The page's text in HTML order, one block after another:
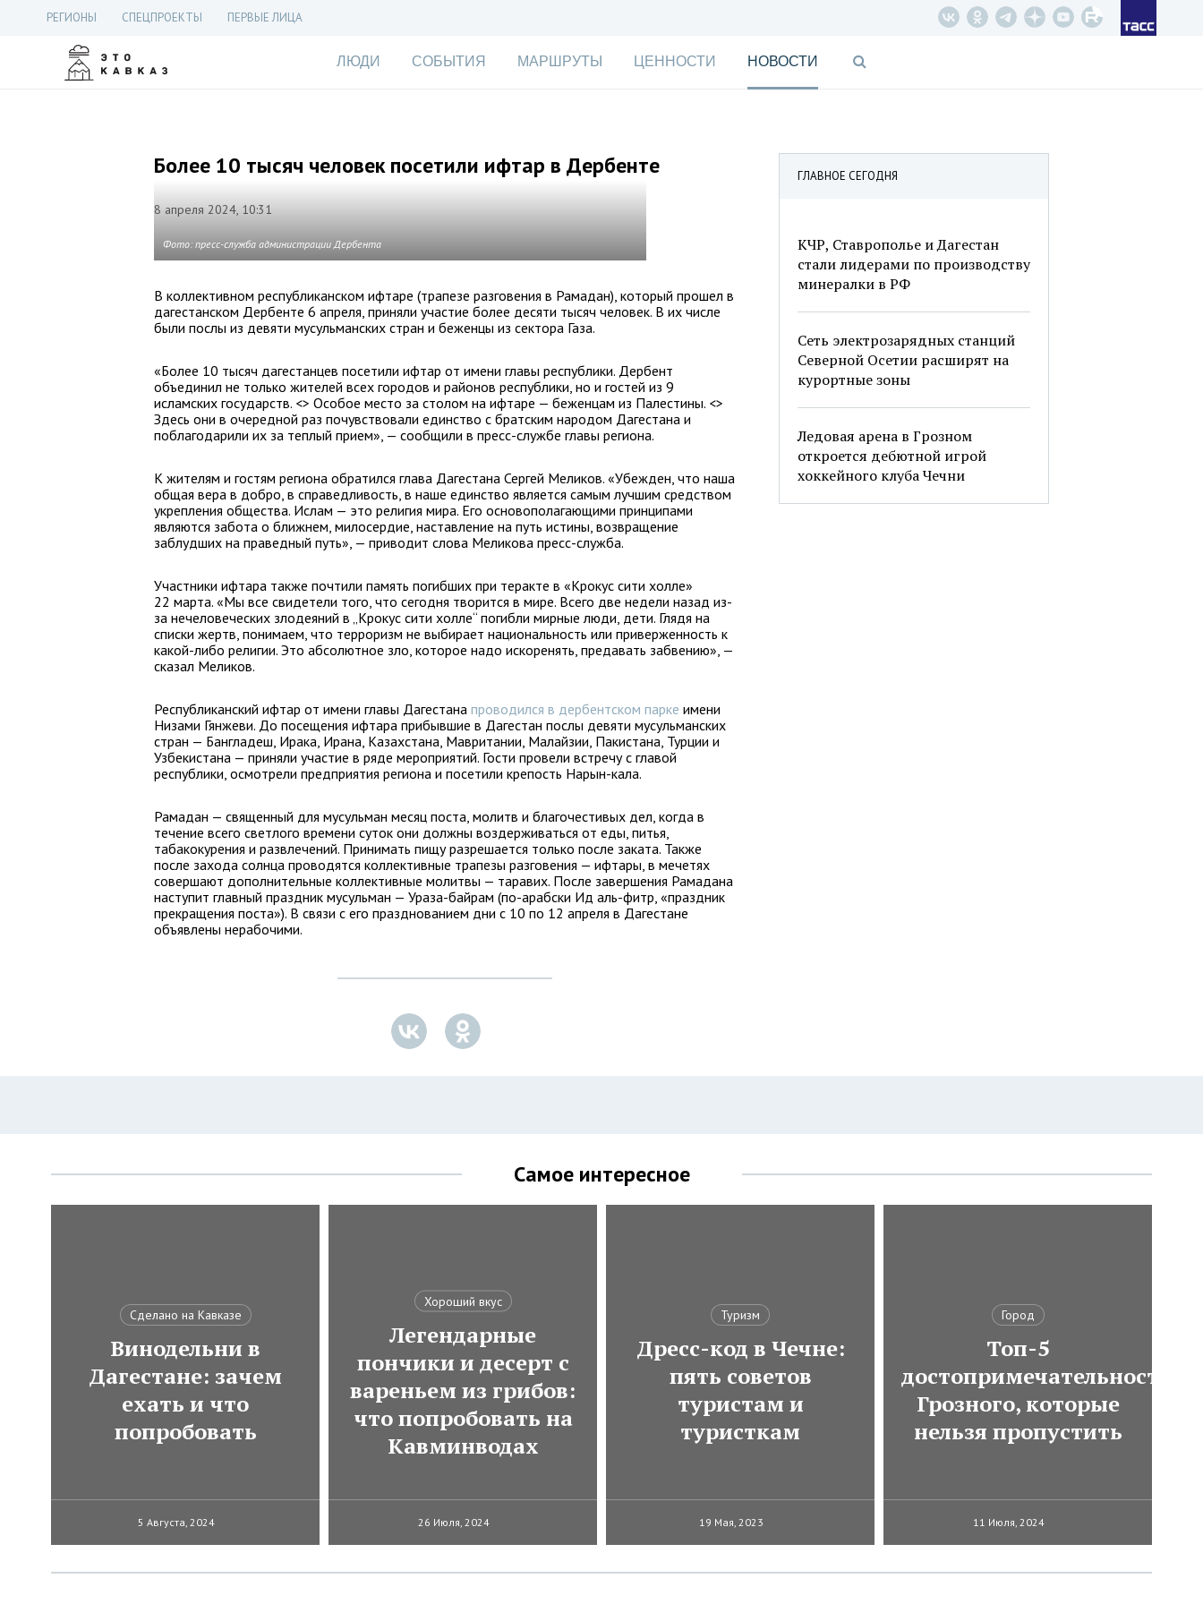
РЕГИОНЫ СПЕЦПРОЕКТЫ ПЕРВЫЕ ЛИЦА
ЛЮДИ СОБЫТИЯ МАРШРУТЫ ЦЕННОСТИ НОВОСТИ
ГЛАВНОЕ СЕГОДНЯ
КЧР, Ставрополье и Дагестан
стали лидерами по производству
минералки в РФ
Сеть электрозарядных станций
Северной Осетии расширят на
курортные зоны
Ледовая арена в Грозном
откроется дебютной игрой
хоккейного клуба Чечни
Более 10 тысяч человек посетили ифтар в Дербенте
8 апреля 2024, 10:31
Фото: пресс-служба администрации Дербента
В коллективном республиканском ифтаре (трапезе разговения в Рамадан), который прошел в
дагестанском Дербенте 6 апреля, приняли участие более десяти тысяч человек. В их числе
были послы из девяти мусульманских стран и беженцы из сектора Газа.
«Более 10 тысяч дагестанцев посетили ифтар от имени главы республики. Дербент
объединил не только жителей всех городов и районов республики, но и гостей из 9
исламских государств. <> Особое место за столом на ифтаре — беженцам из Палестины. <>
Здесь они в очередной раз почувствовали единство с братским народом Дагестана и
поблагодарили их за теплый прием», — сообщили в пресс-службе главы региона.
К жителям и гостям региона обратился глава Дагестана Сергей Меликов. «Убежден, что наша
общая вера в добро, в справедливость, в наше единство является самым лучшим средством
укрепления общества. Ислам — это религия мира. Его основополагающими принципами
являются забота о ближнем, милосердие, наставление на путь истины, возвращение
заблудших на праведный путь», — приводит слова Меликова пресс-служба.
Участники ифтара также почтили память погибших при теракте в «Крокус сити холле»
22 марта. «Мы все свидетели того, что сегодня творится в мире. Всего две недели назад из-
за нечеловеческих злодеяний в „Крокус сити холле“ погибли мирные люди, дети. Глядя на
списки жертв, понимаем, что терроризм не выбирает национальность или приверженность к
какой-либо религии. Это абсолютное зло, которое надо искоренять, предавать забвению», —
сказал Меликов.
Республиканский ифтар от имени главы Дагестана проводился в дербентском парке имени
Низами Гянжеви. До посещения ифтара прибывшие в Дагестан послы девяти мусульманских
стран — Бангладеш, Ирака, Ирана, Казахстана, Мавритании, Малайзии, Пакистана, Турции и
Узбекистана — приняли участие в ряде мероприятий. Гости провели встречу с главой
республики, осмотрели предприятия региона и посетили крепость Нарын-кала.
Рамадан — священный для мусульман месяц поста, молитв и благочестивых дел, когда в
течение всего светлого времени суток они должны воздерживаться от еды, питья,
табакокурения и развлечений. Принимать пищу разрешается только после заката. Также
после захода солнца проводятся коллективные трапезы разговения — ифтары, в мечетях
совершают дополнительные коллективные молитвы — таравих. После завершения Рамадана
наступит главный праздник мусульман — Ураза-байрам (по-арабски Ид аль-фитр, «праздник
прекращения поста»). В связи с его празднованием дни с 10 по 12 апреля в Дагестане
объявлены нерабочими.
Самое интересное
Сделано на Кавказе
Винодельни в
Дагестане: зачем
ехать и что
попробовать
5 Августа, 2024
Хороший вкус
Легендарные
пончики и десерт с
вареньем из грибов:
что попробовать на
Кавминводах
26 Июля, 2024
Туризм
Дресс-код в Чечне:
пять советов
туристам и
туристкам
19 Мая, 2023
Город
Топ-5
достопримечательностей
Грозного, которые
нельзя пропустить
11 Июля, 2024